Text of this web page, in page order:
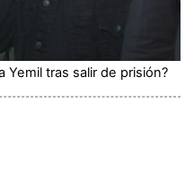
Yemil tras salir de prisión?